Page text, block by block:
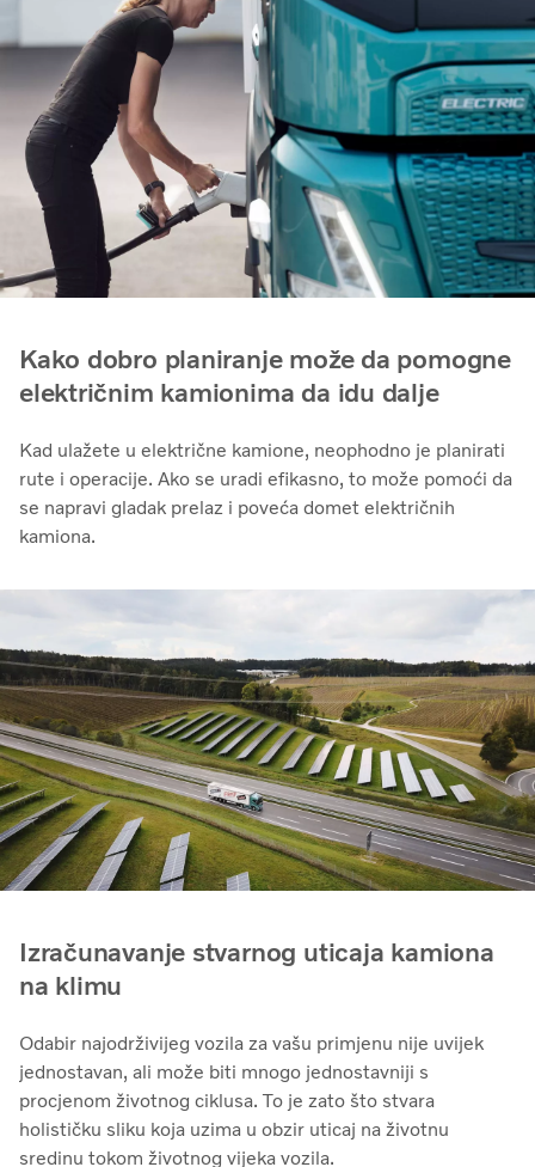
Kako dobro planiranje može da pomogne
električnim kamionima da idu dalje
Kad ulažete u električne kamione, neophodno je planirati
rute i operacije. Ako se uradi efikasno, to može pomoći da
se napravi gladak prelaz i poveća domet električnih
kamiona.
Izračunavanje stvarnog uticaja kamiona
na klimu
Odabir najodrživijeg vozila za vašu primjenu nije uvijek
jednostavan, ali može biti mnogo jednostavniji s
procjenom životnog ciklusa. To je zato što stvara
holističku sliku koja uzima u obzir uticaj na životnu
sredinu tokom životnog vijeka vozila.